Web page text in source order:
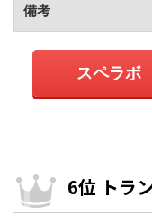
備考
スペラボ
6位 トラ